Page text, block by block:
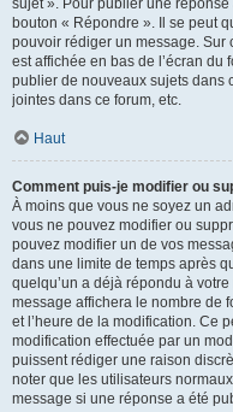
sujet ». Pour publier une
bouton « Répondre ». Il se peut
pouvoir rédiger un message. Sur
est affichée en bas de l’écran du
publier de nouveaux sujets dans
jointes dans ce forum, etc.
Haut
Comment puis-je modifier ou
À moins que vous ne soyez un
vous ne pouvez modifier ou
pouvez modifier un de vos
dans une limite de temps après
quelqu’un a déjà répondu à
message affichera le nombre de
et l’heure de la modification. Ce
modification effectuée par un
puissent rédiger une raison
noter que les utilisateurs
message si une réponse a été